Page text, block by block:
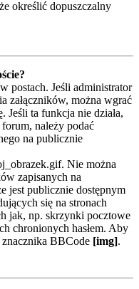
określić dopuszczalny
postach. Jeśli administrator
załączników, można wgrać
Jeśli ta funkcja nie działa,
należy podać
na publicznie
Nie można
zapisanych na
jest publicznie dostępnym
się na stronach
jak, np. skrzynki pocztowe
chronionych hasłem. Aby
BBCode [img].